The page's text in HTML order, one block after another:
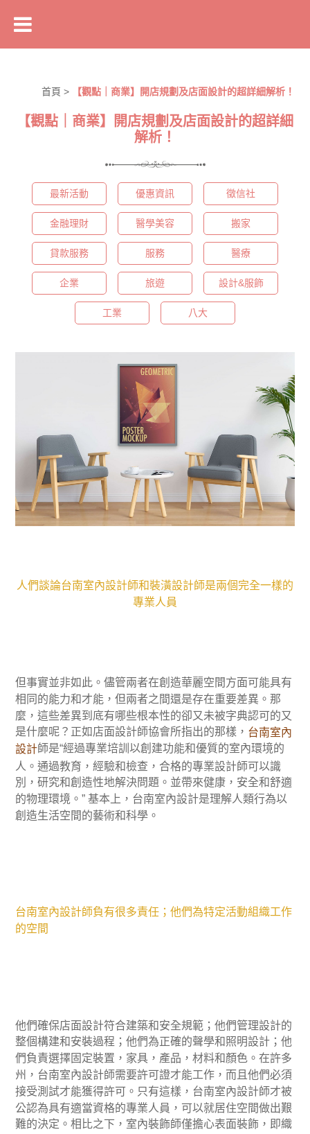
首頁 > 【觀點｜商業】開店規劃及店面設計的超詳細解析！
【觀點｜商業】開店規劃及店面設計的超詳細
解析！
最新活動 優惠資訊 徵信社
金融理財 醫學美容 搬家
貸款服務 服務 醫療
企業 旅遊 設計&服飾
工業 八大
人們談論台南室內設計師和裝潢設計師是兩個完全一樣的
專業人員
但事實並非如此。儘管兩者在創造華麗空間方面可能具有
相同的能力和才能，但兩者之間還是存在重要差異。那
麼，這些差異到底有哪些根本性的卻又未被字典認可的又
是什麼呢？正如店面設計師協會所指出的那樣， 台南室內
設計師是“經過專業培訓以創建功能和優質的室內環境的
人。通過教育，經驗和檢查，合格的專業設計師可以識
別，研究和創造性地解決問題。並帶來健康，安全和舒適
的物理環境。” 基本上，台南室內設計是理解人類行為以
創造生活空間的藝術和科學。
台南室內設計師負有很多責任；他們為特定活動組織工作
的空間
他們確保店面設計符合建築和安全規範；他們管理設計的
整個構建和安裝過程；他們為正確的聲學和照明設計；他
們負責選擇固定裝置，家具，產品，材料和顏色。在許多
州，台南室內設計師需要許可證才能工作，而且他們必須
接受測試才能獲得許可。只有這樣，台南室內設計師才被
公認為具有適當資格的專業人員，可以就居住空間做出艱
難的決定。相比之下，室內裝飾師僅擔心表面裝飾，即織